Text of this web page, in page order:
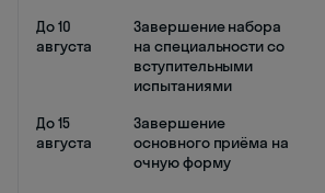
До 10
августа
Завершение набора
на специальности со
вступительными
испытаниями
До 15
августа
Завершение
основного приёма на
очную форму